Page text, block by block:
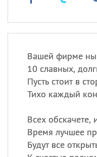
Вашей фирме
10 славных,
Пусть стоит в
Тихо каждый
Всех обскачете,
Время лучшее
Будут все